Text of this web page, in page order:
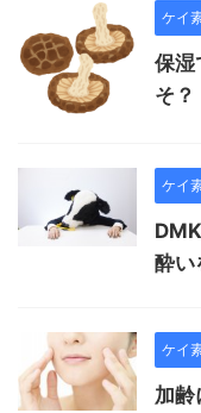
ケイ
保湿
そ？
ケイ
酔い
ケイ
加齢